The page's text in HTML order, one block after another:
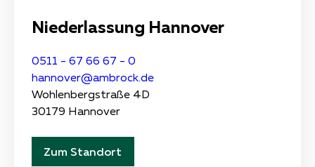
Niederlassung Hannover
0511 - 67 66 67 - 0
hannover@ambrock.de
Wohlenbergstraße 4D
30179 Hannover
Zum Standort